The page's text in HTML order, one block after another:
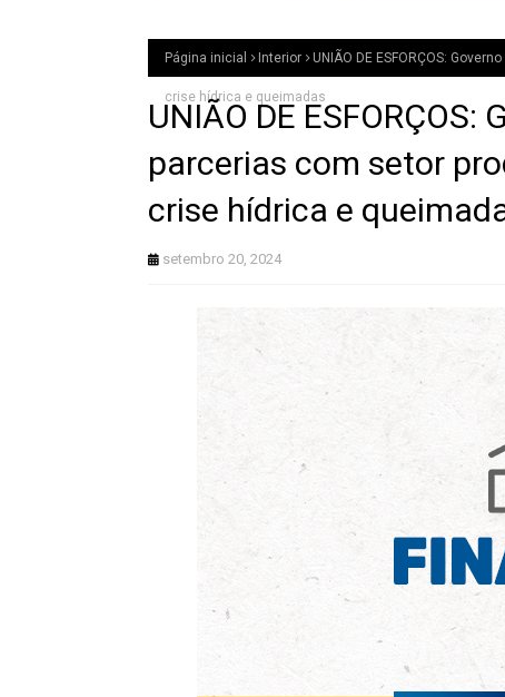
Página inicial Interior UNIÃO DE ESFORÇOS:
crise hídrica e queimadas
UNIÃO DE
parcerias com setor
crise hídrica e
setembro 20, 2024